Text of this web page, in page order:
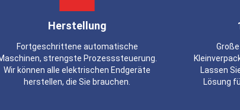
Herstellung
Fortgeschrittene automatische
strengste Prozesssteuerung.
Wir können alle elektrischen Endgeräte
herstellen, die Sie brauchen.
Lassen
Lösung